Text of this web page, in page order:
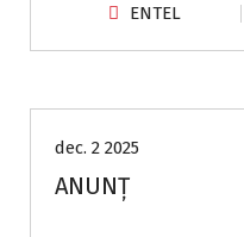
ENTEL
dec. 2 2025
ANUNȚ